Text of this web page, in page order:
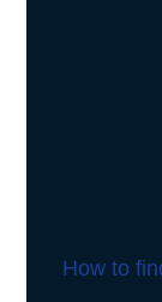
How to